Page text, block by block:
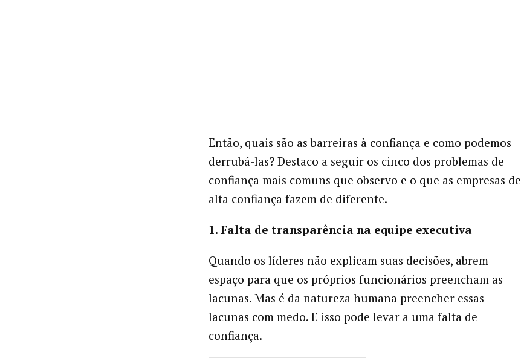
Então, quais são as barreiras à confiança e como podemos
derrubá-las? Destaco a seguir os cinco dos problemas de
confiança mais comuns que observo e o que as empresas de
alta confiança fazem de diferente.
1. Falta de transparência na equipe executiva
Quando os líderes não explicam suas decisões, abrem
espaço para que os próprios funcionários preencham as
lacunas. Mas é da natureza humana preencher essas
lacunas com medo. E isso pode levar a uma falta de
confiança.